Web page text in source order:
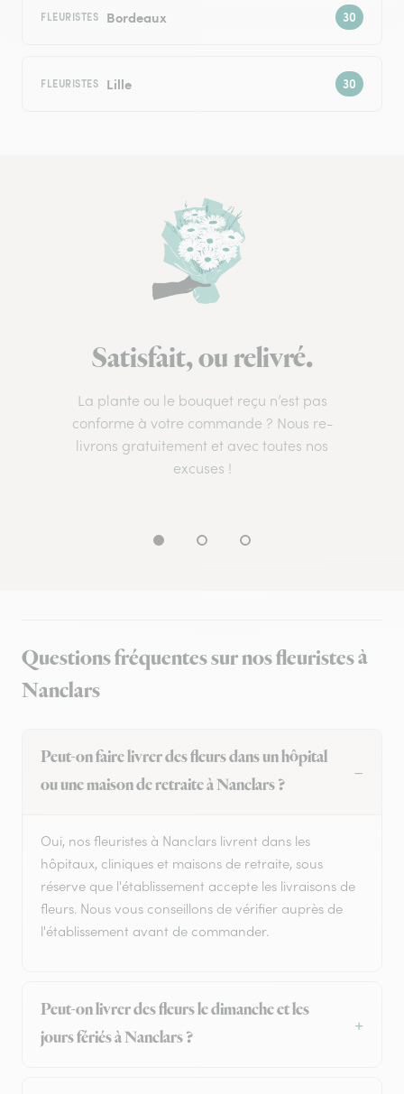
FLEURISTES Bordeaux
FLEURISTES Lille
Satisfait, ou relivré.
La plante ou le bouquet reçu n’est pas
conforme à votre commande ? Nous re-
livrons gratuitement et avec toutes nos
excuses !
Questions fréquentes sur nos fleuristes à
Nanclars
Peut-on faire livrer des fleurs dans un hôpital
ou une maison de retraite à Nanclars ?
Oui, nos fleuristes à Nanclars livrent dans les
hôpitaux, cliniques et maisons de retraite, sous
réserve que l'établissement accepte les livraisons de
fleurs. Nous vous conseillons de vérifier auprès de
l'établissement avant de commander.
Peut-on livrer des fleurs le dimanche et les
jours fériés à Nanclars ?